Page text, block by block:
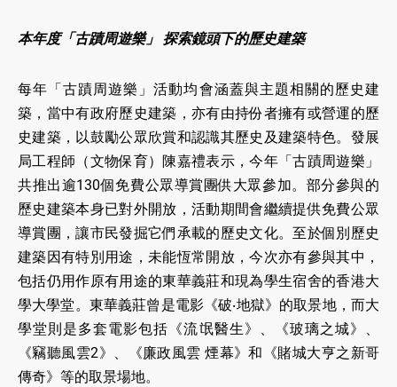
本年度「古蹟周遊樂」 探索鏡頭下的歷史建築
每年「古蹟周遊樂」活動均會涵蓋與主題相關的歷史建
築，當中有政府歷史建築，亦有由持份者擁有或營運的歷
史建築，以鼓勵公眾欣賞和認識其歷史及建築特色。發展
局工程師（文物保育）陳嘉禮表示，今年「古蹟周遊樂」
共推出逾130個免費公眾導賞團供大眾參加。部分參與的
歷史建築本身已對外開放，活動期間會繼續提供免費公眾
導賞團，讓市民發掘它們承載的歷史文化。至於個別歷史
建築因有特別用途，未能恆常開放，今次亦有參與其中，
包括仍用作原有用途的東華義莊和現為學生宿舍的香港大
學大學堂。東華義莊曾是電影《破‧地獄》的取景地，而大
學堂則是多套電影包括《流氓醫生》、《玻璃之城》、
《竊聽風雲2》、《廉政風雲 煙幕》和《賭城大亨之新哥
傳奇》等的取景場地。